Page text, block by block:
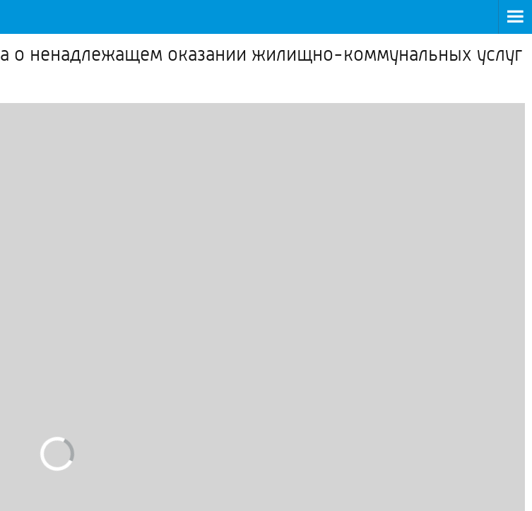
о ненадлежащем оказании жилищно-коммунальных услуг